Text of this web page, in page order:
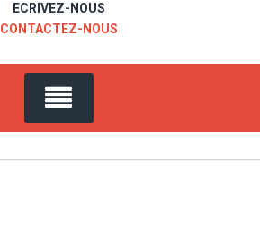
ECRIVEZ-NOUS
CONTACTEZ-NOUS